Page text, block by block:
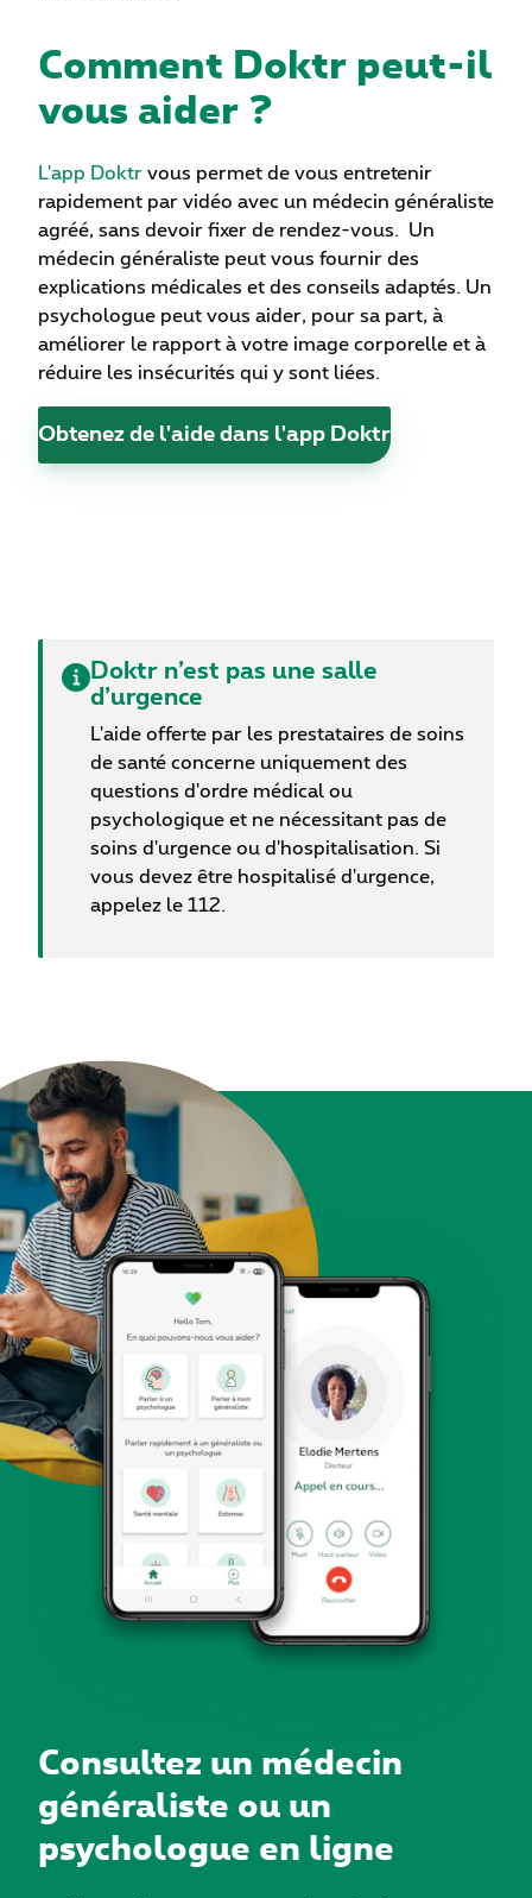
Comment Doktr peut-il
vous aider ?
L'app Doktr vous permet de vous entretenir
rapidement par vidéo avec un médecin généraliste
agréé, sans devoir fixer de rendez-vous. Un
médecin généraliste peut vous fournir des
explications médicales et des conseils adaptés. Un
psychologue peut vous aider, pour sa part, à
améliorer le rapport à votre image corporelle et à
réduire les insécurités qui y sont liées.
Obtenez de l'aide dans l'app Doktr
Doktr n’est pas une salle
d’urgence
L'aide offerte par les prestataires de soins
de santé concerne uniquement des
questions d'ordre médical ou
psychologique et ne nécessitant pas de
soins d'urgence ou d'hospitalisation. Si
vous devez être hospitalisé d'urgence,
appelez le 112.
Consultez un médecin
généraliste ou un
psychologue en ligne